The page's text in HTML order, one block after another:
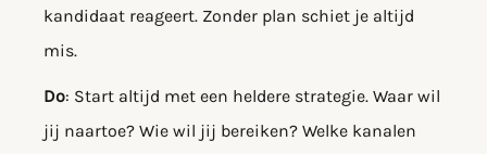
kandidaat reageert. Zonder plan schiet je altijd
mis.
Do: Start altijd met een heldere strategie. Waar wil
jij naartoe? Wie wil jij bereiken? Welke kanalen